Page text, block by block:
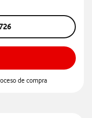
para autónomos
de compra